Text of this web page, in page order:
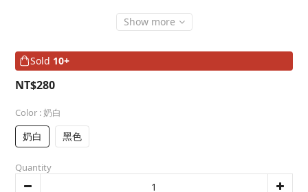
Show more
Sold 10+
NT$280
Color : 奶白
奶白 黑色
Quantity